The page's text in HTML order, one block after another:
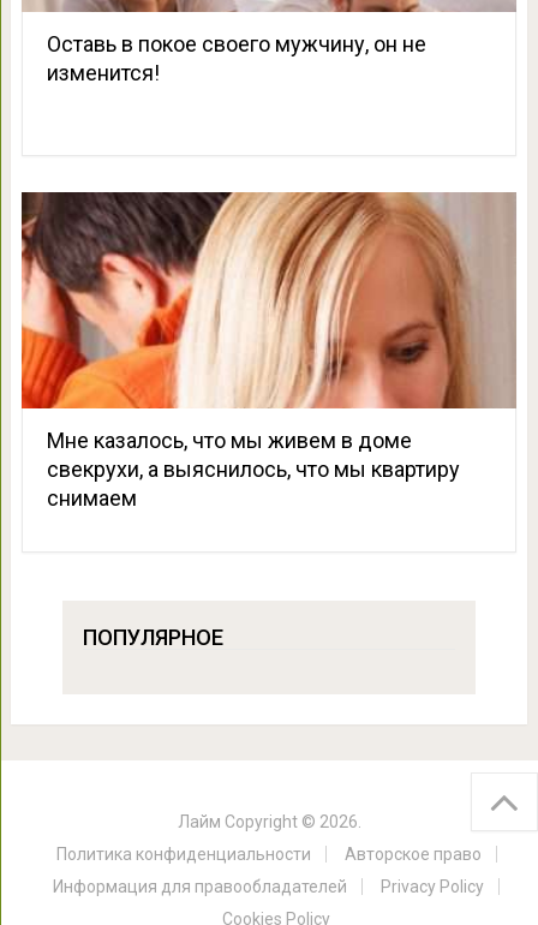
Оставь в покое своего мужчину, он не
изменится!
Мне казалось, что мы живем в доме
свекрухи, а выяснилось, что мы квартиру
снимаем
ПОПУЛЯРНОЕ
Лайм Copyright © 2026.
Политика конфиденциальности
Авторское право
Информация для правообладателей
Privacy Policy
Cookies Policy